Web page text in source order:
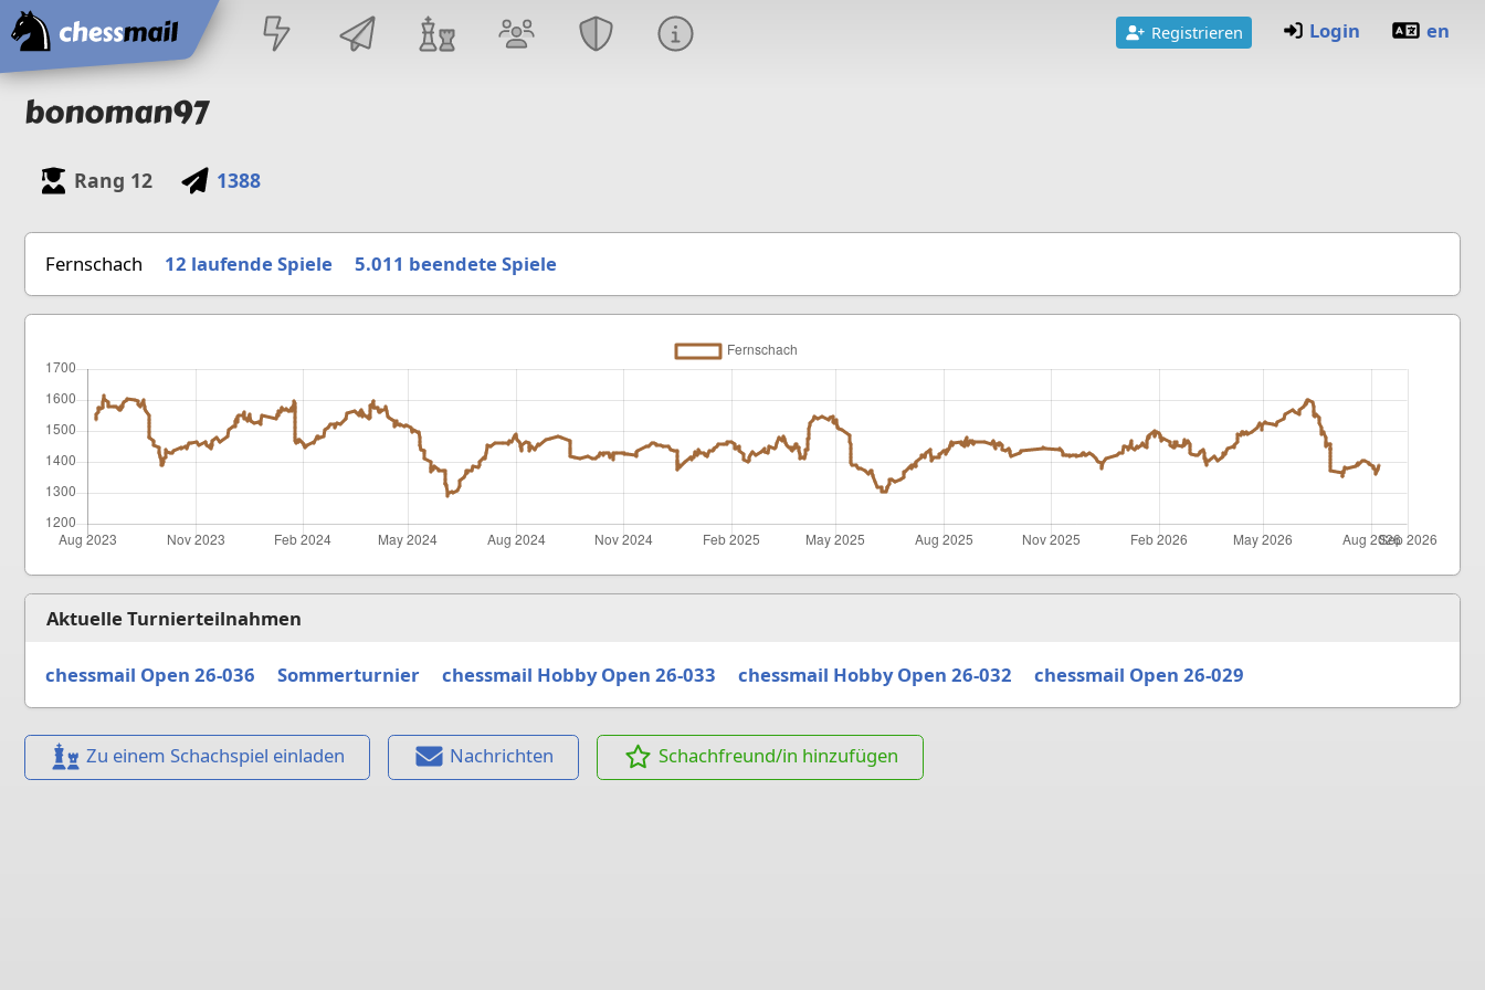
Startseite
Registrieren Login en
bonoman97
Rang 12 1388
Fernschach 12 laufende Spiele 5.011 beendete Spiele
Aktuelle Turnierteilnahmen
chessmail Open 26-036 Sommerturnier chessmail Hobby Open 26-033 chessmail Hobby Open 26-032 chessmail Open 26-029
Zu einem Schachspiel einladen Nachrichten Schachfreund/in hinzufügen